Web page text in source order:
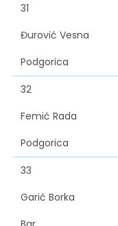
31
Đurović Vesna
Podgorica
32
Femić Rada
Podgorica
33
Garić Borka